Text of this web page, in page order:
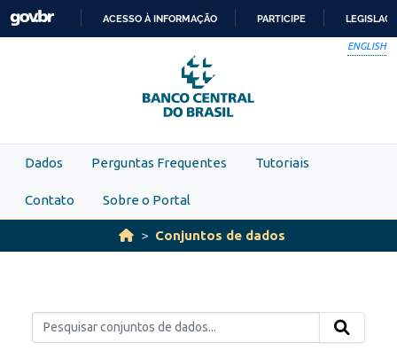
Skip to main content
PARA
O
CONTEÚDO
ACESSO À INFORMAÇÃO PARTICIPE
ENGLISH
Dados Perguntas Frequentes Tutoriais
Contato Sobre o Portal
Conjuntos de dados